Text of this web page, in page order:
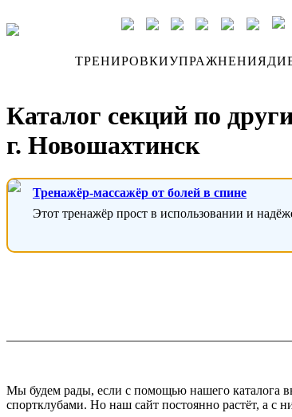
ТРЕНИРОВКИУПРАЖНЕНИЯ
Каталог секций по
г. Новошахтинск
Тренажёр-массажёр от болей в спине
Этот тренажёр прост в использовании и
Мы будем рады, если с помощью нашего каталога
спортклубами. Но наш сайт постоянно растёт, а с